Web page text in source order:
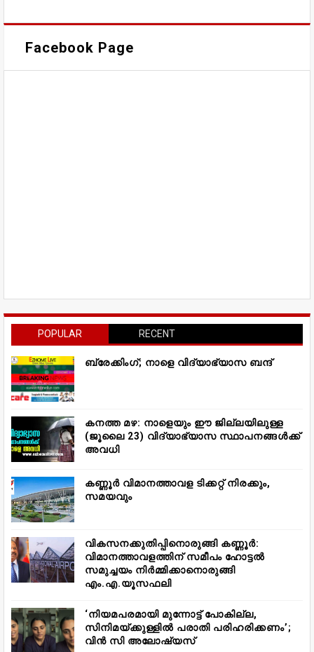
Facebook Page
POPULAR RECENT
ബ്രേക്കിംഗ്; നാളെ വിദ്യാഭ്യാസ ബന്ദ്
കനത്ത മഴ: നാളെയും ഈ ജില്ലയിലുള്ള
(ജൂലൈ 23) വിദ്യാഭ്യാസ സ്ഥാപനങ്ങൾക്ക്
അവധി
കണ്ണൂർ വിമാനത്താവള ടിക്കറ്റ് നിരക്കും,
സമയവും
വികസനക്കുതിപ്പിനൊരുങ്ങി കണ്ണൂർ:
വിമാനത്താവളത്തിന് സമീപം ഹോട്ടൽ
സമുച്ചയം നിർമ്മിക്കാനൊരുങ്ങി
എം.എ.യൂസഫലി
‘നിയമപരമായി മുന്നോട്ട് പോകില്ല,
സിനിമയ്ക്കുള്ളിൽ പരാതി പരിഹരിക്കണം’;
വിൻ സി അലോഷ്യസ്